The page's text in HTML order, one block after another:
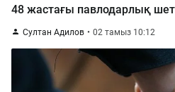
48 жастағы павлодарлық
Султан Адилов 02 тамыз 10:12